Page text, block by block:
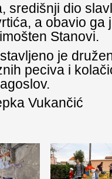
središnji dio
a obavio ga
Stanovi.
je
peciva i
Vukančić